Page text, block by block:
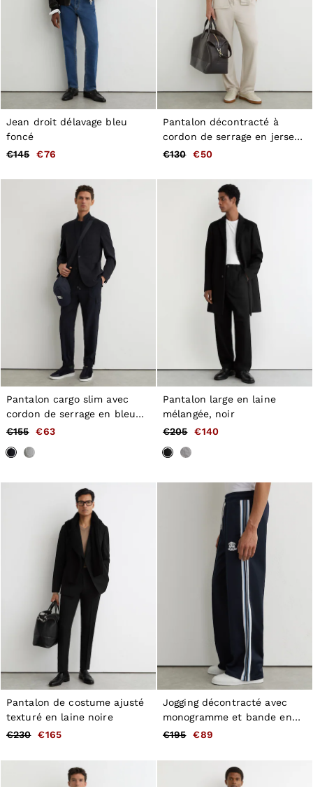
Jean droit délavage bleu
foncé
€145
€76
Pantalon décontracté à
cordon de serrage en jersey
beige sable clair
€130 €50
Pantalon cargo slim avec
cordon de serrage en bleu
marine
€155 €63
Pantalon large en laine
mélangée, noir
€205
€140
Pantalon de costume ajusté
texturé en laine noire
€230
€165
Jogging décontracté avec
monogramme et bande en
bleu marine
€195 €89